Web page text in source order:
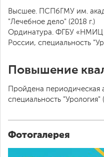
Высшее. ПСПбГМУ им.
"Лечебное дело" (2018 г.)
Ординатура. ФГБУ «НМИЦ
России, специальность
Повышение
Пройдена периодическая
специальность "Урология"
Фотогалерея